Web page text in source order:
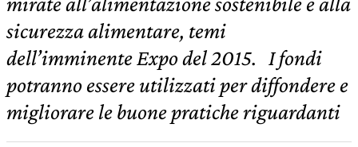
sicurezza alimentare, temi
dell’imminente Expo del 2015. I fondi
potranno essere utilizzati per diffondere e
migliorare le buone pratiche riguardanti